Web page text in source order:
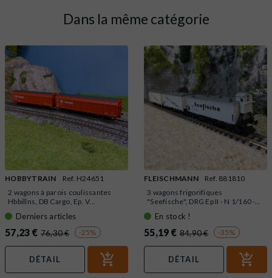
Dans la même catégorie
HOBBYTRAIN
Ref. H24651
2 wagons à parois coulissantes
Hbbillns, DB Cargo, Ep. V...
Derniers articles
57,23 € 76,30 € -25%
DÉTAIL
FLEISCHMANN
Ref. 881810
3 wagons frigorifiques
"Seefische", DRG Ep II - N 1/160 -...
En stock !
55,19 € 84,90 € -35%
DÉTAIL